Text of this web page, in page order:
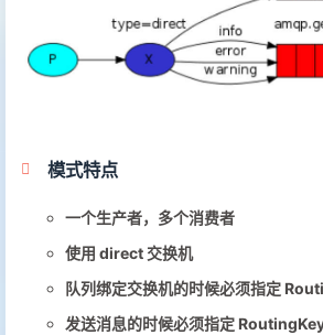
模式特点
一个生产者，多个消费者
使用 direct 交换机
队列绑定交换机的时候必须指定
发送消息的时候必须指定